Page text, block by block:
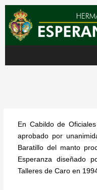
contenido
En Cabildo de
aprobado por
Baratillo del manto
Esperanza diseñado
Talleres de Caro en